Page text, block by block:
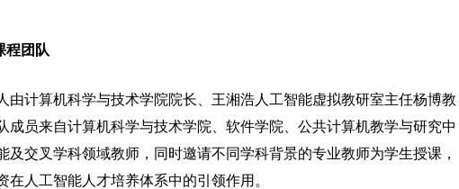
程团队
计算机科学与技术学院院长、王湘浩人工智能虚拟教研室主任杨博教
成员来自计算机科学与技术学院、软件学院、公共计算机教学与研究中
及交叉学科领域教师，同时邀请不同学科背景的专业教师为学生授课，
在人工智能人才培养体系中的引领作用。